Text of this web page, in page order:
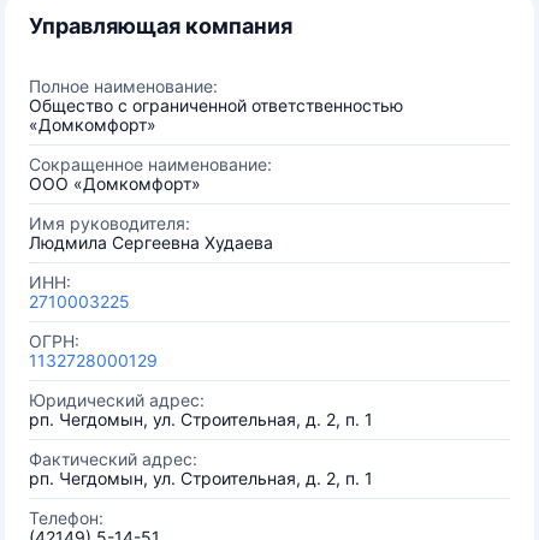
Управляющая компания
Полное наименование:
Общество с ограниченной ответственностью
«Домкомфорт»
Сокращенное наименование:
ООО «Домкомфорт»
Имя руководителя:
Людмила Сергеевна Худаева
ИНН:
2710003225
ОГРН:
1132728000129
Юридический адрес:
рп. Чегдомын, ул. Строительная, д. 2, п. 1
Фактический адрес:
рп. Чегдомын, ул. Строительная, д. 2, п. 1
Телефон: